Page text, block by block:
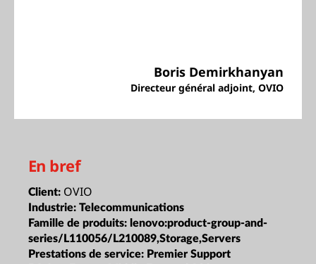
Boris Demirkhanyan
Directeur général adjoint, OVIO
En bref
Client: OVIO
Industrie: Telecommunications
Famille de produits: lenovo:product-group-and-
series/L110056/L210089,Storage,Servers
Prestations de service: Premier Support